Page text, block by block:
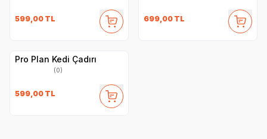
599,00 TL 699,00 TL
Pro Plan Kedi Çadırı
(0)
599,00 TL